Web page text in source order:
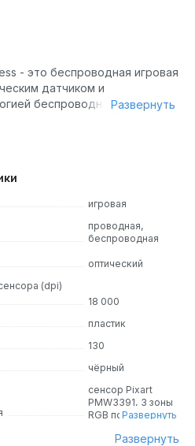
- это беспроводная игровая
датчиком и
беспроводного
SLIPSTREAM
сверхбыстрым беспроводным
и возможностью играть
WIRELESS
подключение с
применением метода
помех.
задержкой, до 50
перейдите в
играть, пока
Развернуть
игровая
проводная,
беспроводная
оптический
(dpi)
18 000
пластик
130
чёрный
сенсор Pixart
PMW3391, 3 зоны
RGB подсветки
Развернуть
Развернуть